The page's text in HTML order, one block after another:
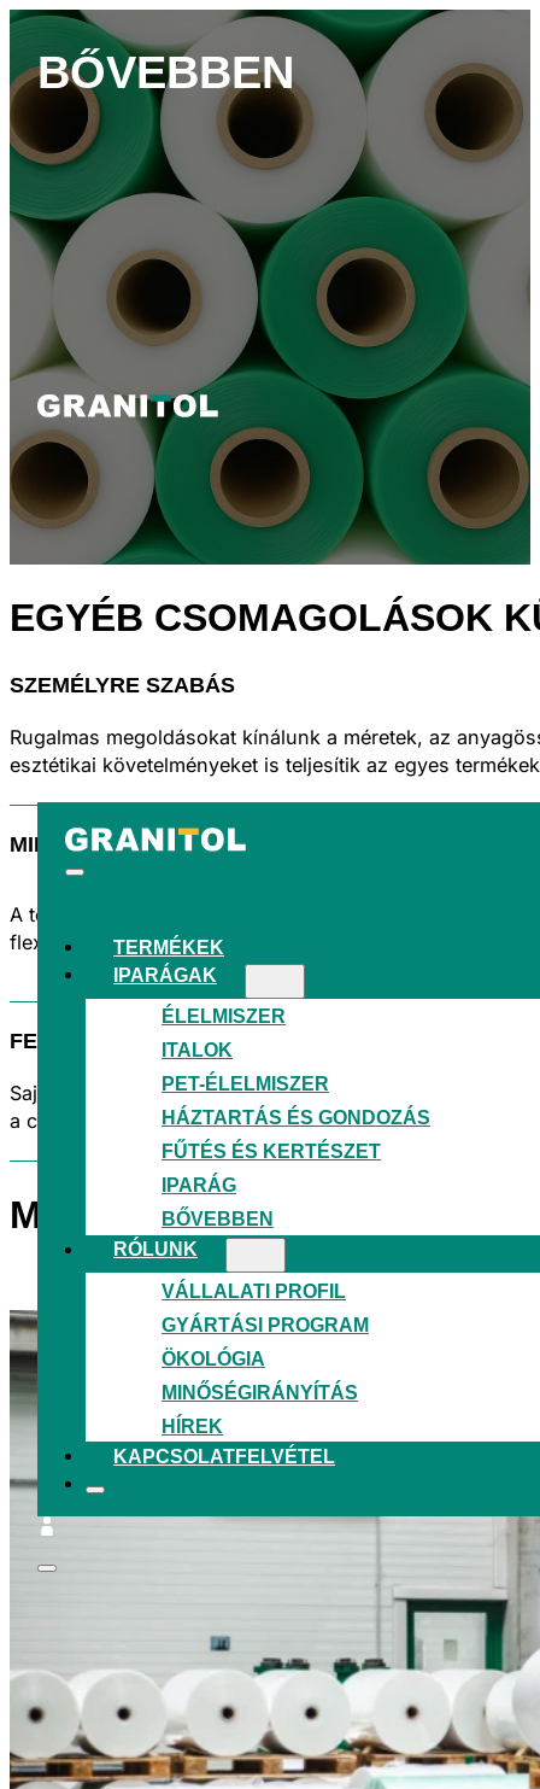
TERMÉKEK
IPARÁGAK
ÉLELMISZER
ITALOK
PET-ÉLELMISZER
HÁZTARTÁS ÉS GONDOZÁS
FŰTÉS ÉS KERTÉSZET
IPARÁG
BŐVEBBEN
RÓLUNK
VÁLLALATI PROFIL
GYÁRTÁSI PROGRAM
ÖKOLÓGIA
MINŐSÉGIRÁNYÍTÁS
HÍREK
KAPCSOLATFELVÉTEL
BŐVEBBEN
EGYÉB CSOMAGOLÁSOK
SZEMÉLYRE SZABÁS
Rugalmas megoldásokat kínálunk a méretek, az
esztétikai követelményeket is teljesítik az egyes
MINDEN EGY FEDÉL ALATT
A teljes folyamat egyetlen gyártóüzemben zajlik. Ez a
flexo-nyomtatást, hogy a csomagolás ne csak védje a
FENNTARTHATÓSÁG
Saját gyártású PIR és PCR regranulátumból 100%-ban
a csomagolóipar környezeti lábnyomának
MINDEN ÁGAZATBAN